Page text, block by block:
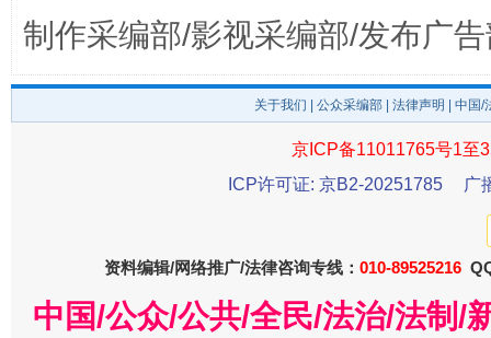
制作采编部/影视采编部/发布广
关于我们 公众采编部 法律声明 | 中国
京ICP备11011765号1至
ICP许可证: 京B2-20251785
广
资料编辑/网络推广/法律咨询专线： 010-89525216
中国/公众/公共/全民/法治/法制/